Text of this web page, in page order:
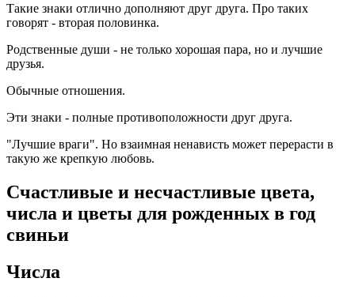
Такие знаки отлично дополняют друг друга. Про таких
говорят - вторая половинка.
Родственные души - не только хорошая пара, но и лучшие
друзья.
Обычные отношения.
Эти знаки - полные противоположности друг друга.
"Лучшие враги". Но взаимная ненависть может перерасти в
такую же крепкую любовь.
Счастливые и несчастливые цвета,
числа и цветы для рожденных в год
свиньи
Числа